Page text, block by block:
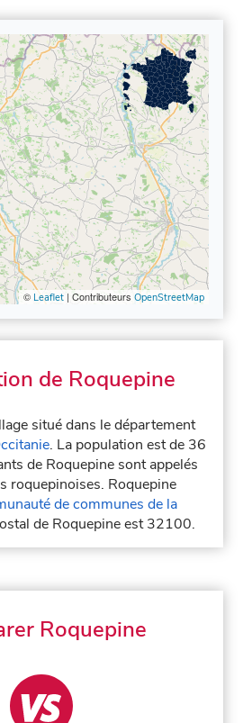
© Leaflet| Contributeurs OpenStreetMap
de Roquepine
situé dans le département
. La population est de 36
de Roquepine sont appelés
roquepinoises. Roquepine
de communes de la
de Roquepine est 32100.
Roquepine